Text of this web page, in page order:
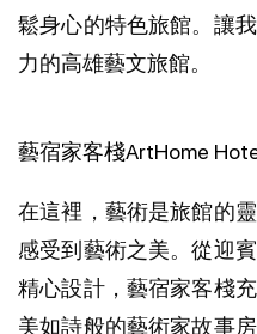
鬆身心的特色旅館。讓
力的高雄藝文旅館。
藝宿家客棧ArtHome
在這裡，藝術是旅館的
感受到藝術之美。從迎
精心設計，藝宿家客棧
美如詩般的藝術家故事